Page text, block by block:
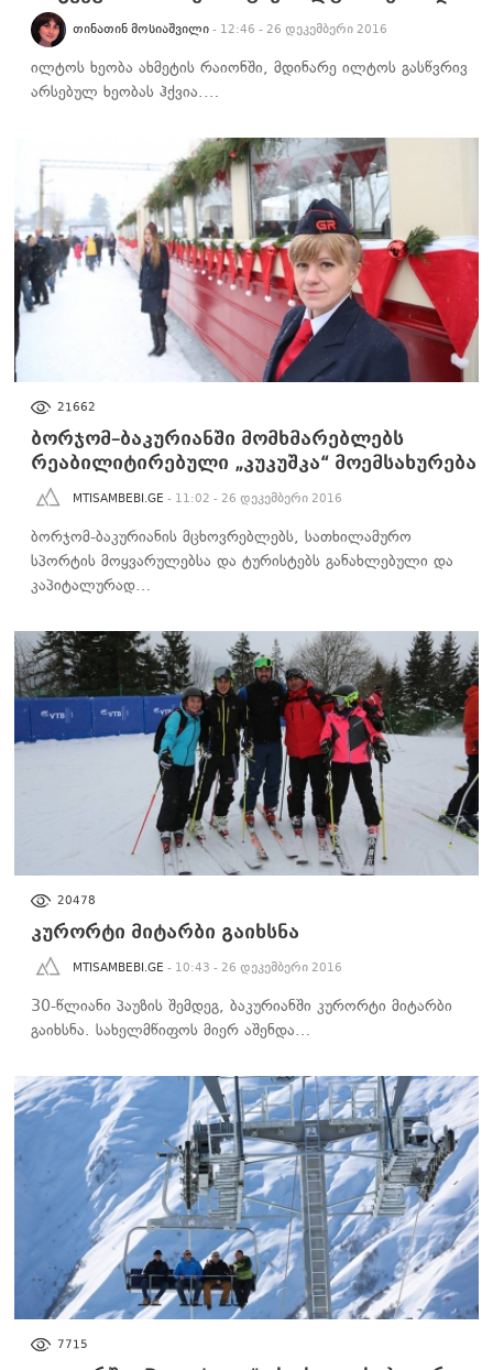
ᲗᲘᲜᲐᲗᲘᲜ ᲛᲝᲡᲘᲐᲨᲕᲘᲚᲘ - 12:46 - 26 დეკემბერი 2016
ილტოს ხეობა ახმეტის რაიონში, მდინარე ილტოს გასწვრივ
არსებულ ხეობას ჰქვია.…
21662
ბორჯომ–ბაკურიანში მომხმარებლებს
რეაბილიტირებული „კუკუშკა“ მოემსახურება
MTISAMBEBI.GE - 11:02 - 26 დეკემბერი 2016
ბორჯომ-ბაკურიანის მცხოვრებლებს, სათხილამურო
სპორტის მოყვარულებსა და ტურისტებს განახლებული და
კაპიტალურად…
20478
კურორტი მიტარბი გაიხსნა
MTISAMBEBI.GE - 10:43 - 26 დეკემბერი 2016
30-წლიანი პაუზის შემდეგ, ბაკურიანში კურორტი მიტარბი
გაიხსნა. სახელმწიფოს მიერ აშენდა…
7715